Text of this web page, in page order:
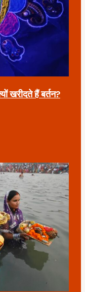
खरीदते हैं बर्तन?